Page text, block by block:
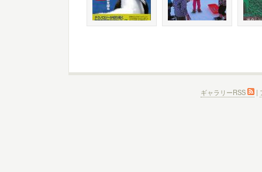
ギャラリーRSS |